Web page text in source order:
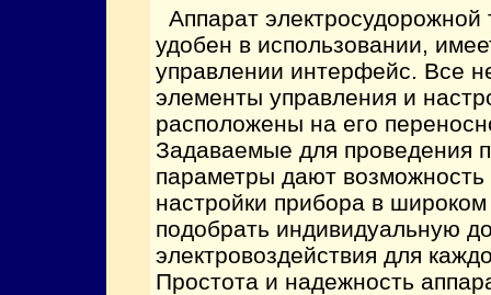
Аппарат
удобен в использовании,
управлении интерфейс. Все
элементы управления и
расположены на его
Задаваемые для проведения
параметры дают возможность
настройки прибора в
подобрать индивидуальную
электровоздействия для
Простота и надежность